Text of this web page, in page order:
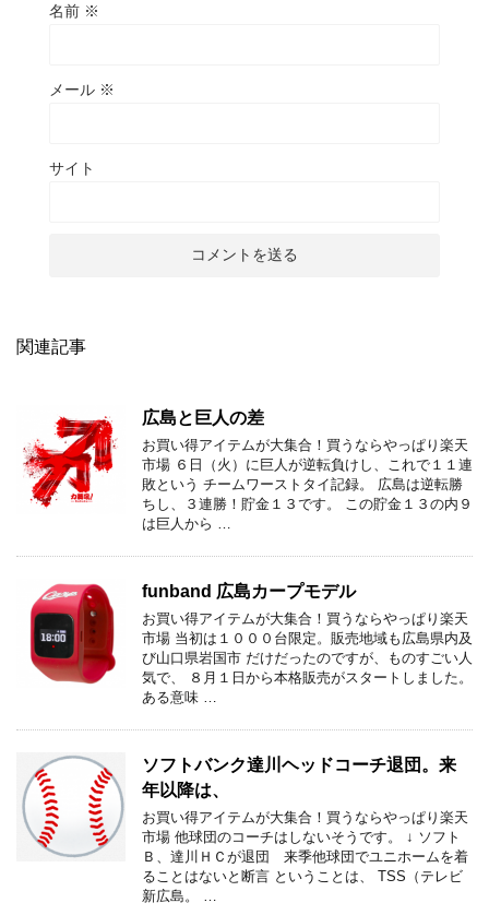
名前 ※
メール ※
サイト
関連記事
広島と巨人の差
お買い得アイテムが大集合！買うならやっぱり楽天
市場 ６日（火）に巨人が逆転負けし、これで１１連
敗という チームワーストタイ記録。 広島は逆転勝
ちし、３連勝！貯金１３です。 この貯金１３の内９
は巨人から …
funband 広島カープモデル
お買い得アイテムが大集合！買うならやっぱり楽天
市場 当初は１０００台限定。販売地域も広島県内及
び山口県岩国市 だけだったのですが、ものすごい人
気で、 ８月１日から本格販売がスタートしました。
ある意味 …
ソフトバンク達川ヘッドコーチ退団。来
年以降は、
お買い得アイテムが大集合！買うならやっぱり楽天
市場 他球団のコーチはしないそうです。 ↓ ソフト
Ｂ、達川ＨＣが退団 来季他球団でユニホームを着
ることはないと断言 ということは、 TSS（テレビ
新広島。 …